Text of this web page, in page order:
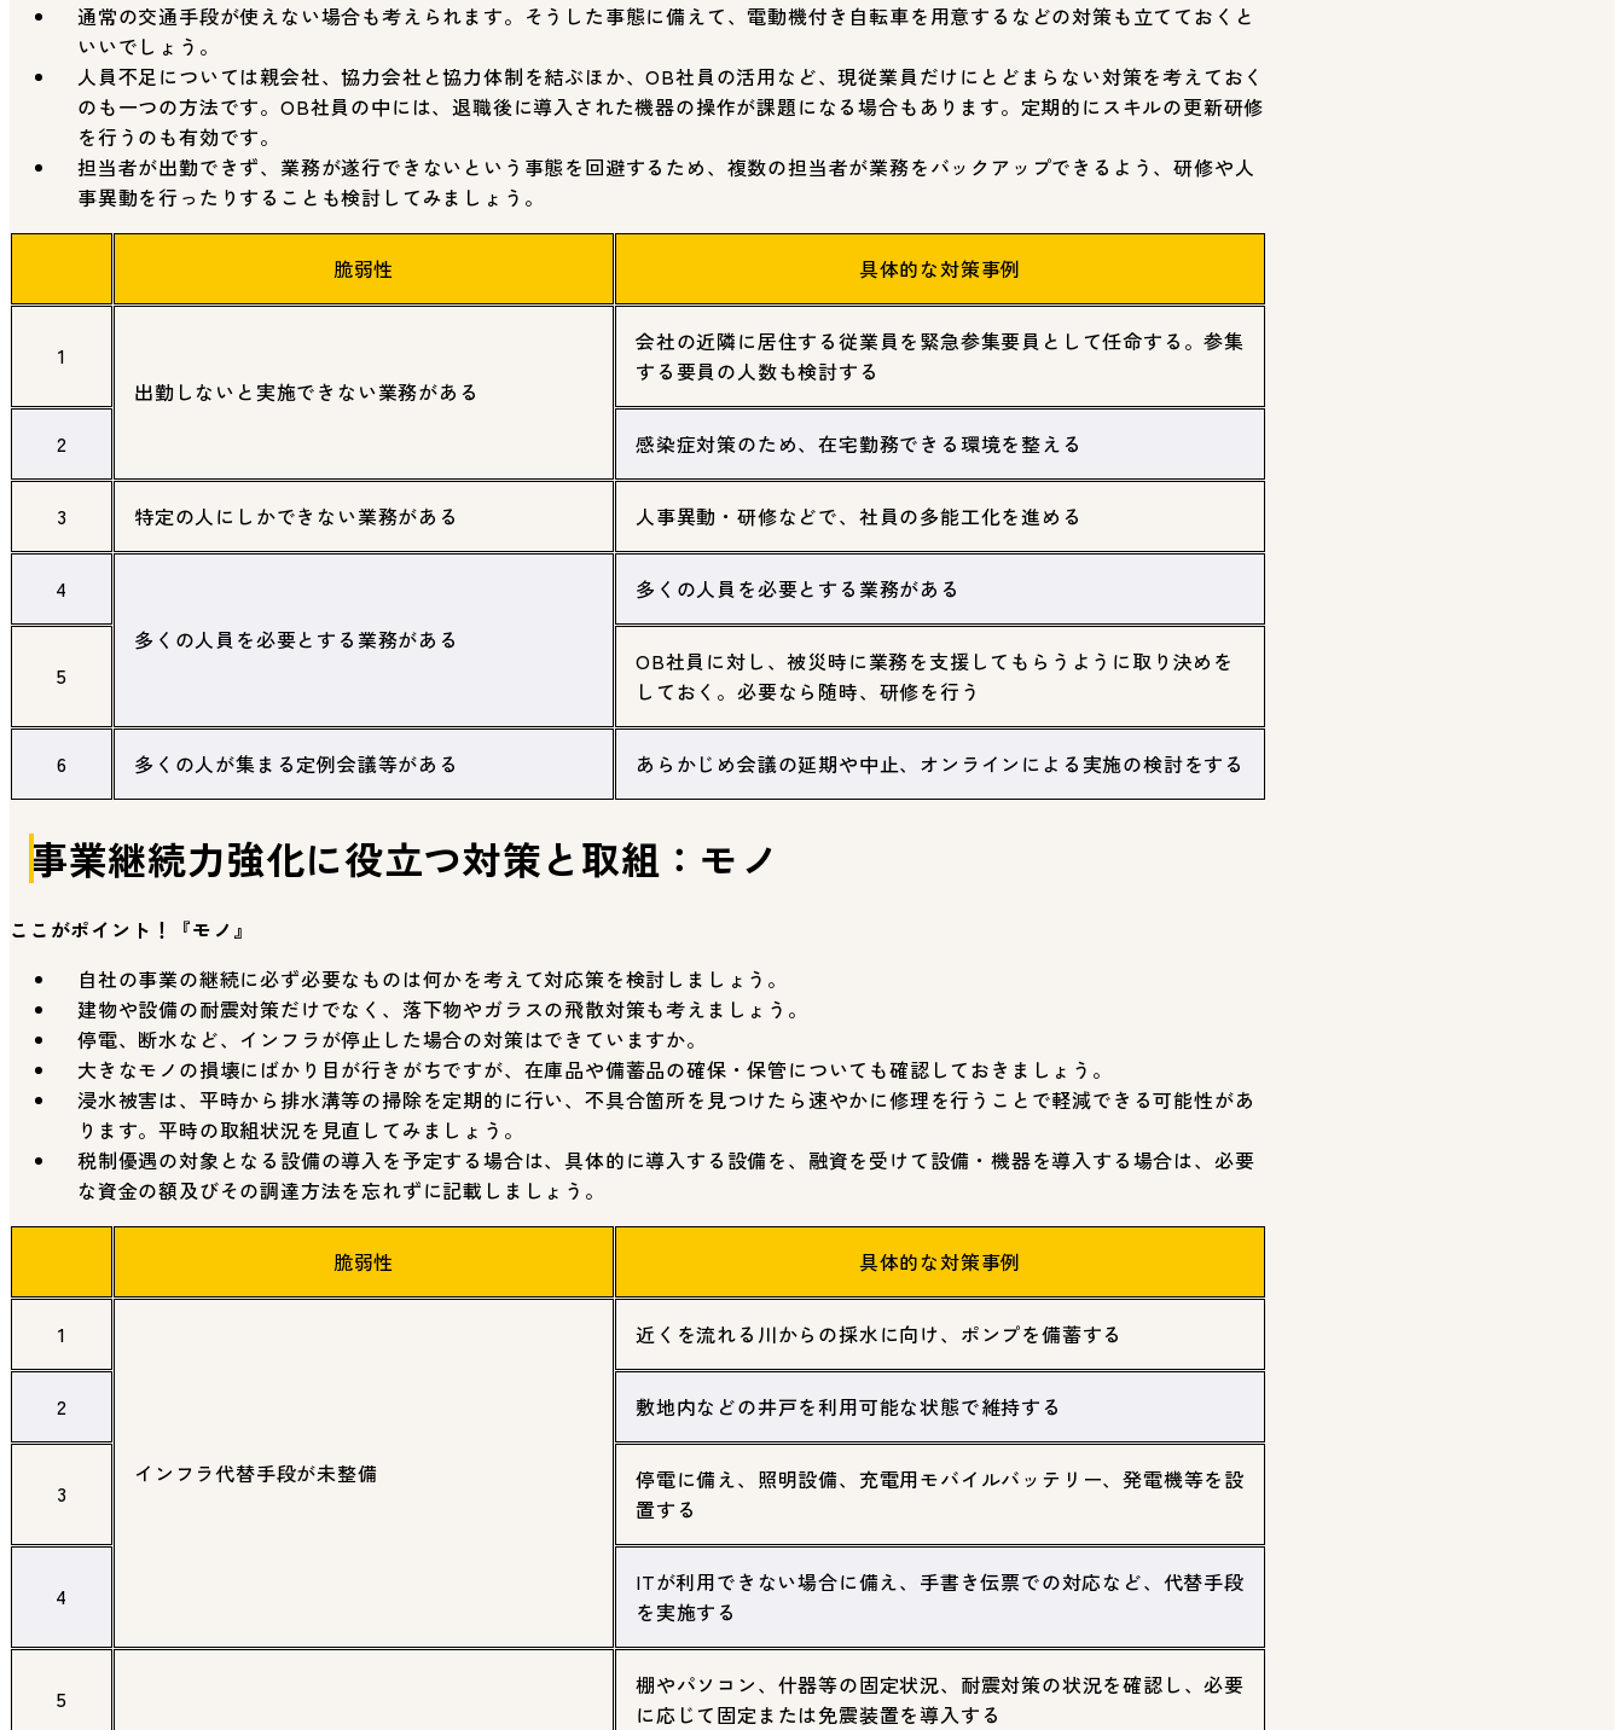
通常の交通手段が使えない場合も考えられます。そうした事態に備えて、電動機付き自転車を用意するなどの対策も立てておくと
いいでしょう。
人員不足については親会社、協力会社と協力体制を結ぶほか、OB社員の活用など、現従業員だけにとどまらない対策を考えておく
のも一つの方法です。OB社員の中には、退職後に導入された機器の操作が課題になる場合もあります。定期的にスキルの更新研修
を行うのも有効です。
担当者が出勤できず、業務が遂行できないという事態を回避するため、複数の担当者が業務をバックアップできるよう、研修や人
事異動を行ったりすることも検討してみましょう。
脆弱性 具体的な対策事例
1
出勤しないと実施できない業務がある
会社の近隣に居住する従業員を緊急参集要員として任命する。参集
する要員の人数も検討する
2 感染症対策のため、在宅勤務できる環境を整える
3 特定の人にしかできない業務がある 人事異動・研修などで、社員の多能工化を進める
4
多くの人員を必要とする業務がある
多くの人員を必要とする業務がある
5
OB社員に対し、被災時に業務を支援してもらうように取り決めを
しておく。必要なら随時、研修を行う
6 多くの人が集まる定例会議等がある あらかじめ会議の延期や中止、オンラインによる実施の検討をする
事業継続力強化に役立つ対策と取組：モノ
ここがポイント！『モノ』
自社の事業の継続に必ず必要なものは何かを考えて対応策を検討しましょう。
建物や設備の耐震対策だけでなく、落下物やガラスの飛散対策も考えましょう。
停電、断水など、インフラが停止した場合の対策はできていますか。
大きなモノの損壊にばかり目が行きがちですが、在庫品や備蓄品の確保・保管についても確認しておきましょう。
浸水被害は、平時から排水溝等の掃除を定期的に行い、不具合箇所を見つけたら速やかに修理を行うことで軽減できる可能性があ
ります。平時の取組状況を見直してみましょう。
税制優遇の対象となる設備の導入を予定する場合は、具体的に導入する設備を、融資を受けて設備・機器を導入する場合は、必要
な資金の額及びその調達方法を忘れずに記載しましょう。
脆弱性 具体的な対策事例
1
インフラ代替手段が未整備
近くを流れる川からの採水に向け、ポンプを備蓄する
2 敷地内などの井戸を利用可能な状態で維持する
3
停電に備え、照明設備、充電用モバイルバッテリー、発電機等を設
置する
4
ITが利用できない場合に備え、手書き伝票での対応など、代替手段
を実施する
5
棚やパソコン、什器等の固定状況、耐震対策の状況を確認し、必要
に応じて固定または免震装置を導入する